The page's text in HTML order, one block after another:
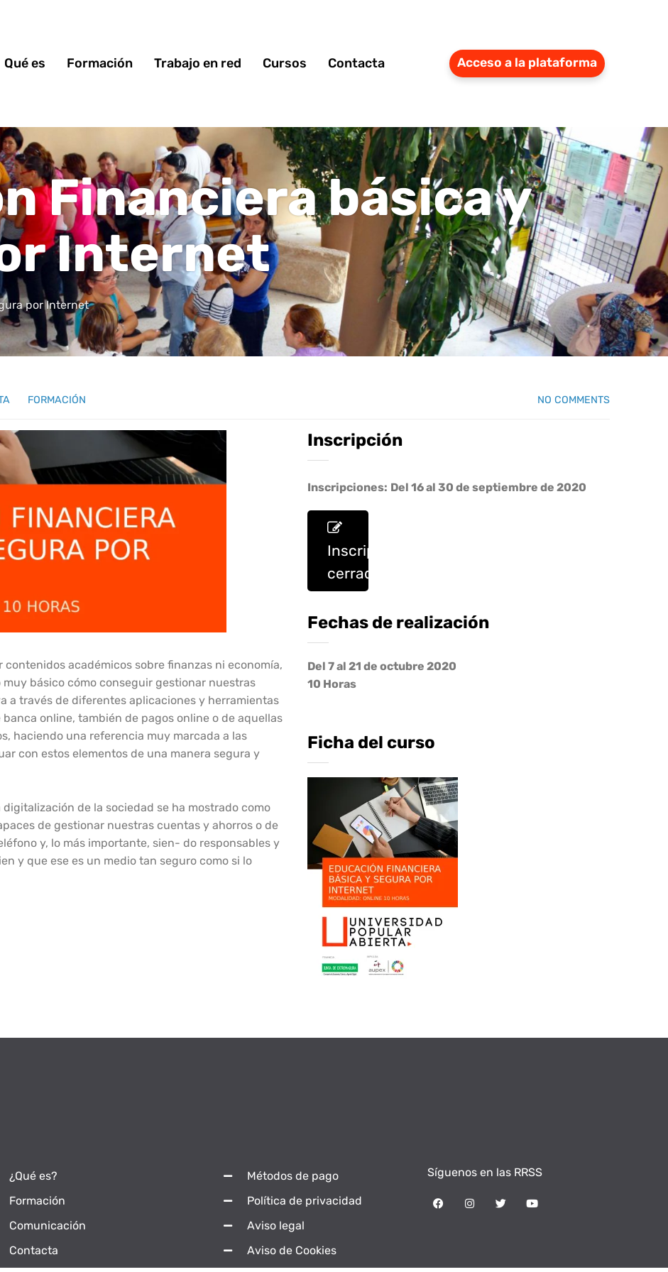
Qué es Formación Trabajo en red Cursos Contacta Acceso a la plataforma
Financiera básica y
Internet
por Internet
FORMACIÓN NO COMMENTS
académicos sobre finanzas ni economía,
básico cómo conseguir gestionar nuestras
a través de diferentes aplicaciones y herramientas
online, también de pagos online o de aquellas
haciendo una referencia muy marcada a las
con estos elementos de una manera segura y
de la sociedad se ha mostrado como
de gestionar nuestras cuentas y ahorros o de
y, lo más importante, sien- do responsables y
y que ese es un medio tan seguro como si lo
Inscripción
Inscripciones: Del 16 al 30 de septiembre de 2020
Inscripciones
cerradas
Fechas de realización
Del 7 al 21 de octubre 2020
10 Horas
Ficha del curso
¿Qué es?
Formación
Comunicación
Contacta
Métodos de pago
Política de privacidad
Aviso legal
Aviso de Cookies
Síguenos en las RRSS